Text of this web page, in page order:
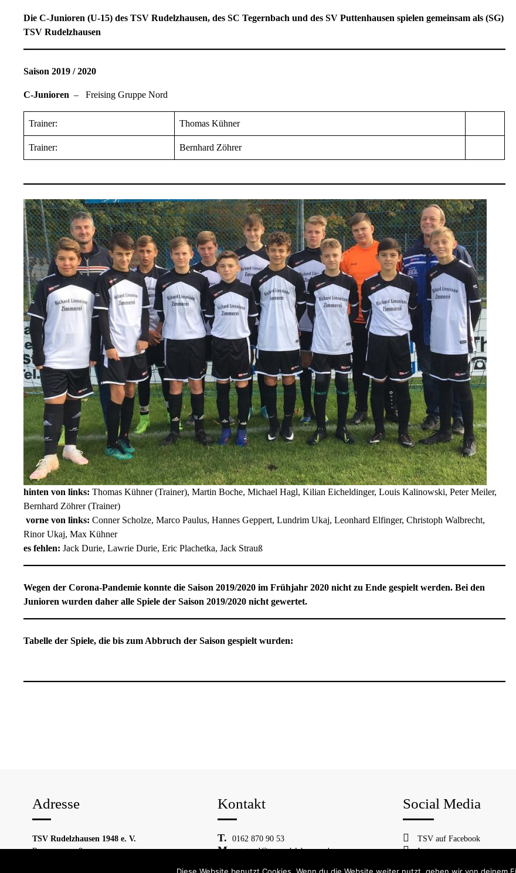
Die C-Junioren (U-15) des TSV Rudelzhausen, des SC Tegernbach und des SV Puttenhausen spielen gemeinsam als (SG)
TSV Rudelzhausen
Saison 2019 / 2020
C-Junioren – Freising Gruppe Nord
Trainer: Thomas Kühner
Trainer: Bernhard Zöhrer
hinten von links: Thomas Kühner (Trainer), Martin Boche, Michael Hagl, Kilian Eicheldinger, Louis Kalinowski, Peter Meiler,
Bernhard Zöhrer (Trainer)
vorne von links: Conner Scholze, Marco Paulus, Hannes Geppert, Lundrim Ukaj, Leonhard Elfinger, Christoph Walbrecht,
Rinor Ukaj, Max Kühner
es fehlen: Jack Durie, Lawrie Durie, Eric Plachetka, Jack Strauß
Wegen der Corona-Pandemie konnte die Saison 2019/2020 im Frühjahr 2020 nicht zu Ende gespielt werden. Bei den
Junioren wurden daher alle Spiele der Saison 2019/2020 nicht gewertet.
Tabelle der Spiele, die bis zum Abbruch der Saison gespielt wurden:
Adresse
TSV Rudelzhausen 1948 e. V.
Roseggerweg 8
Kontakt
0162 870 90 53
vorstand@tsv-rudelzhausen.de
Social Media
TSV auf Facebook
Instagram
Diese Website benutzt Cookies. Wenn du die Website weiter nutzt, gehen wir von deinem